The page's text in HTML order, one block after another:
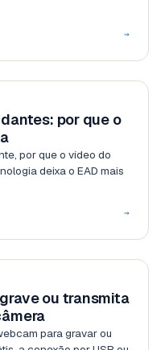
→
por que o
por que o vídeo do
deixa o EAD mais
→
ou transmita
para gravar ou